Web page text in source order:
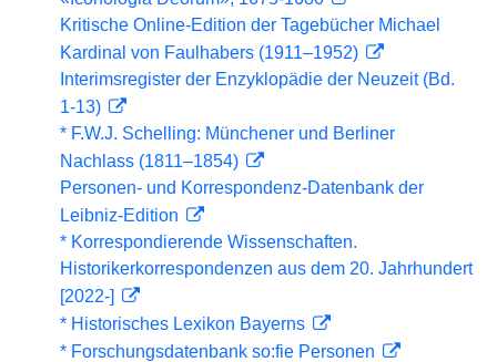
Kritische Online-Edition der Tagebücher Michael
Kardinal von Faulhabers (1911–1952)
Interimsregister der Enzyklopädie der Neuzeit (Bd.
1-13)
* F.W.J. Schelling: Münchener und Berliner
Nachlass (1811–1854)
Personen- und Korrespondenz-Datenbank der
Leibniz-Edition
* Korrespondierende Wissenschaften.
Historikerkorrespondenzen aus dem 20. Jahrhundert
[2022-]
* Historisches Lexikon Bayerns
* Forschungsdatenbank so:fie Personen